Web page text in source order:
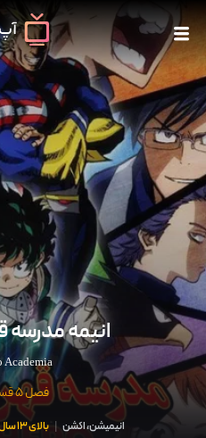
انیمه مدرسه
Academia
فصل 5 قسمت 25
انیمیشن، اکشن | بالای 13 سال